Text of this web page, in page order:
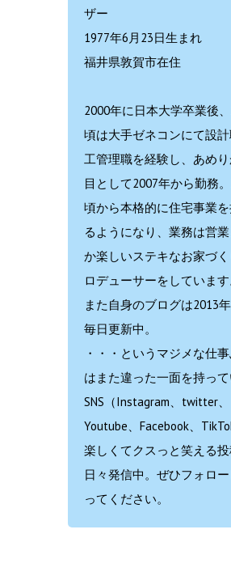
ザー
1977年6月23日生まれ
福井県敦賀市在住
2000年に日本大学卒業後
頃は大手ゼネコンにて設
工管理職を経験し、あめ
目として2007年から勤務
頃から本格的に住宅事業
るようになり、業務は営業
か楽しいステキなお家づ
ロデューサーをしています
また自身のブログは2013
毎日更新中。
・・・というマジメな仕
はまた違った一面を持って
SNS（Instagram、twitter、
Youtube、Facebook、
楽しくてクスっと笑える
日々発信中。ぜひフォロ
ってください。